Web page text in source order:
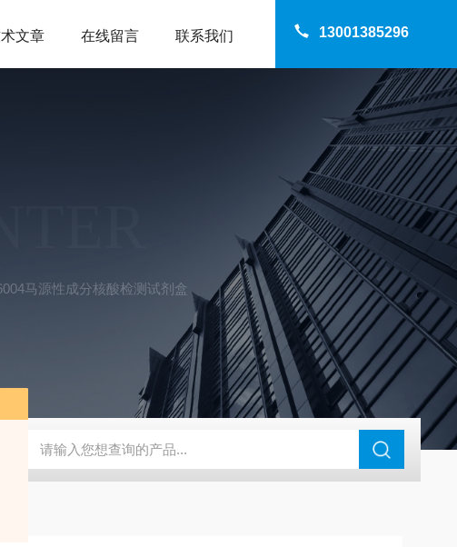
13001385296
文章 在线留言 联系我们
马源性成分核酸检测试剂盒